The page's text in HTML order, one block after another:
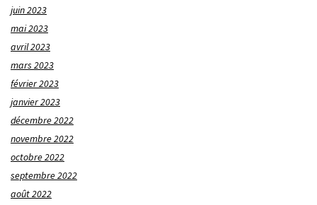
juin 2023
mai 2023
avril 2023
mars 2023
février 2023
janvier 2023
décembre 2022
novembre 2022
octobre 2022
septembre 2022
août 2022